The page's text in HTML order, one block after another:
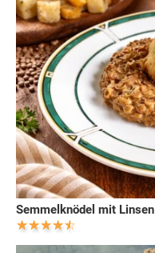
Semmelknödel mit Linsen